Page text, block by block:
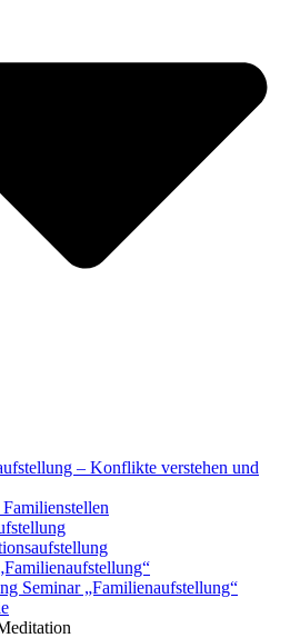
– Konflikte verstehen und
Seminar „Familienaufstellung“